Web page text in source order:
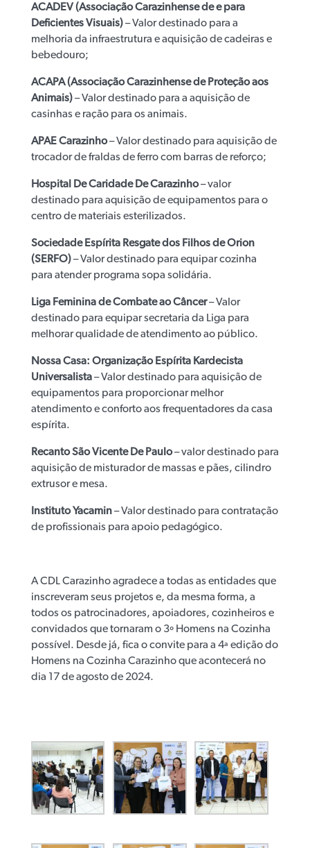
ACADEV (Associação Carazinhense de e para
Deficientes Visuais)– Valor destinado para a
melhoria da infraestrutura e aquisição de cadeiras e
bebedouro;
ACAPA (Associação Carazinhense de Proteção aos
Animais)– Valor destinado para a aquisição de
casinhas e ração para os animais.
APAE Carazinho– Valor destinado para aquisição de
trocador de fraldas de ferro com barras de reforço;
Hospital De Caridade De Carazinho– valor
destinado para aquisição de equipamentos para o
centro de materiais esterilizados.
Sociedade Espírita Resgate dos Filhos de Orion
(SERFO)– Valor destinado para equipar cozinha
para atender programa sopa solidária.
Liga Feminina de Combate ao Câncer– Valor
destinado para equipar secretaria da Liga para
melhorar qualidade de atendimento ao público.
Nossa Casa: Organização Espírita Kardecista
Universalista– Valor destinado para aquisição de
equipamentos para proporcionar melhor
atendimento e conforto aos frequentadores da casa
espírita.
Recanto São Vicente De Paulo– valor destinado para
aquisição de misturador de massas e pães, cilindro
extrusor e mesa.
Instituto Yacamin– Valor destinado para contratação
de profissionais para apoio pedagógico.
A CDL Carazinho agradece a todas as entidades que
inscreveram seus projetos e, da mesma forma, a
todos os patrocinadores, apoiadores, cozinheiros e
convidados que tornaram o 3º Homens na Cozinha
possível. Desde já, fica o convite para a 4ª edição do
Homens na Cozinha Carazinho que acontecerá no
dia 17 de agosto de 2024.